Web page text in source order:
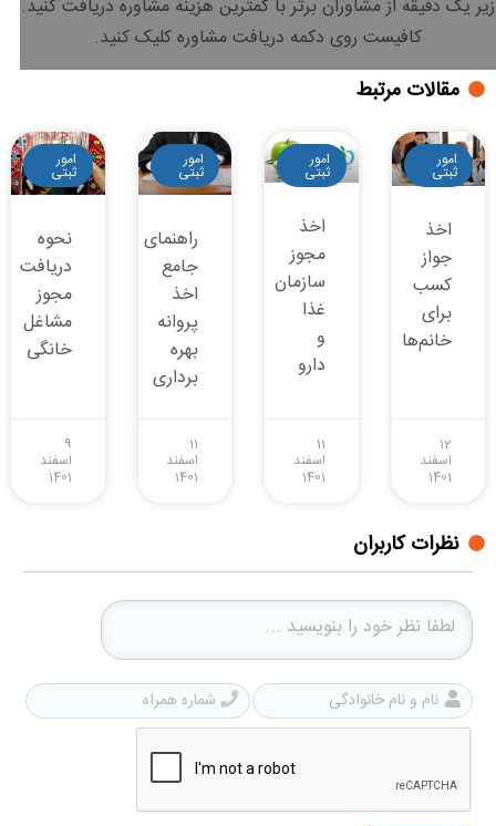
زیر یک دقیقه از مشاوران برتر با کمترین هزینه مشاوره دریافت کنید.
کافیست روی دکمه دریافت مشاوره کلیک کنید.
مقالات مرتبط
امور
ثبتی
اخذ
جواز
کسب
برای
خانم‌ها
12
اسفند
1401
امور
ثبتی
اخذ
مجوز
سازمان
غذا
و
دارو
11
اسفند
1401
امور
ثبتی
راهنمای
جامع
اخذ
پروانه
بهره
برداری
11
اسفند
1401
امور
ثبتی
نحوه
دریافت
مجوز
مشاغل
خانگی
9
اسفند
1401
نظرات کاربران
نام
و
نام